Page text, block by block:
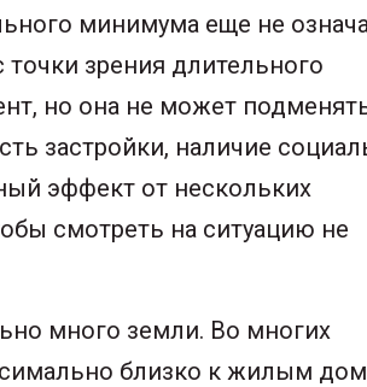
минимума еще не
зрения длительного
но она не может
застройки, наличие
эффект от нескольких
смотреть на ситуацию не
много земли. Во многих
близко к жилым